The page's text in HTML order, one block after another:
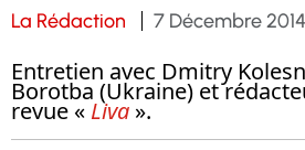
La Rédaction 7 Décembre 2014
Entretien avec Dmitry
Borotba (Ukraine) et
revue « Liva ».